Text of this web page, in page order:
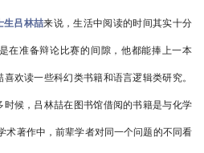
生吕林喆来说，生活中阅读的时间其实十分
在准备辩论比赛的间隙，他都能捧上一本
欢读一些科幻类书籍和语言逻辑类研究。
候，吕林喆在图书馆借阅的书籍是与化学
术著作中，前辈学者对同一个问题的不同看